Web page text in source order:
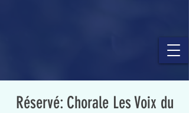
Réservé: Chorale Les Voix du